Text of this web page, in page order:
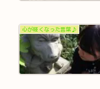
心が軽くなった言葉♪